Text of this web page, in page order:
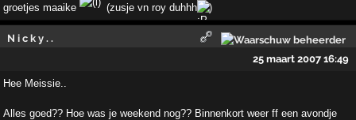
groetjes maaike (zusje vn roy duhhh )
N i c k y . .
25 maart 2007 16:49
Hee Meissie..
Alles goed?? Hoe was je weekend nog?? Binnenkort weer ff een avondje